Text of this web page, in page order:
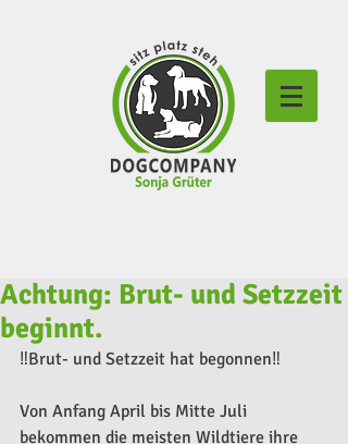
Achtung: Brut- und Setzzeit
beginnt.
‼️Brut- und Setzzeit hat begonnen‼️
Von Anfang April bis Mitte Juli
bekommen die meisten Wildtiere ihre